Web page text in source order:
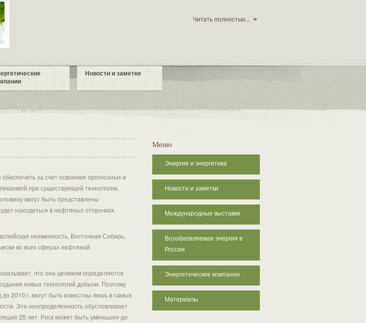
Новости и заметки
Читать полностью...
за счет освоения прогнозных и
при существующей технологии.
могут быть представлены
находиться в нефтяных оторочках
низменность, Восточная Сибирь,
во всех сферах нефтяной
что она целиком определяется
новых технологий добычи. Поэтому
2010 г. могут быть известны лишь в самых
Эта неопределенность обусловливает
25 лет. Риск может быть уменьшен до
Меню
Энергия и энергетика
Новости и заметки
Международные выставки
Возобновляемая энергия в
России
Энергетические компании
Материалы